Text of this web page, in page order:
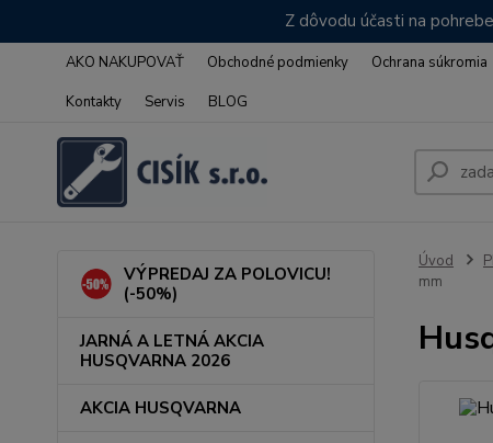
Z dôvodu účasti na
AKO NAKUPOVAŤ Obchodné podmienky Ochrana súkromia
Kontakty
Servis BLOG
VÝPREDAJ ZA POLOVICU!
(-50%)
JARNÁ A LETNÁ AKCIA
HUSQVARNA 2026
AKCIA HUSQVARNA
Úvod
mm